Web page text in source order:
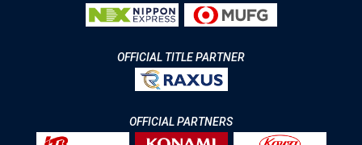
OFFICIAL TITLE PARTNER
OFFICIAL PARTNERS